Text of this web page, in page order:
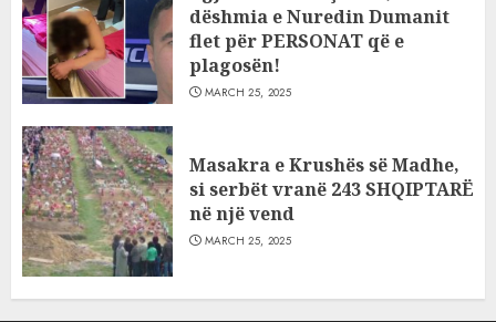
dëshmia e Nuredin Dumanit
flet për PERSONAT që e
plagosën!
MARCH 25, 2025
Masakra e Krushës së Madhe,
si serbët vranë 243 SHQIPTARË
në një vend
MARCH 25, 2025